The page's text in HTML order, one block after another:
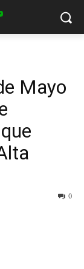
Mayo
0